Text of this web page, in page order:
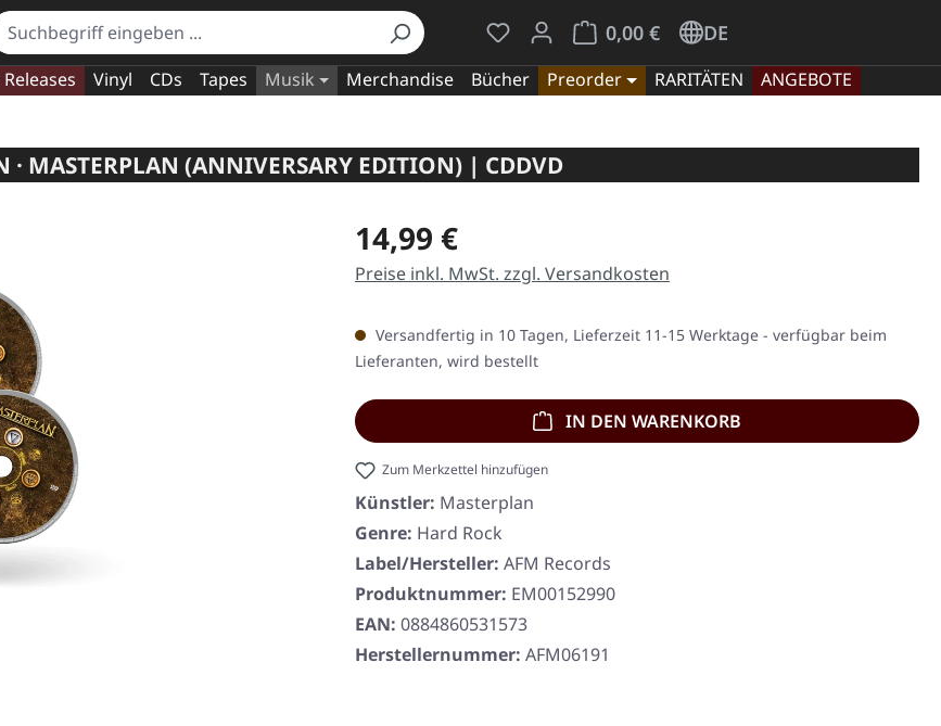
Du hast 0 Produkte auf dem Merkzettel
0,00 €
Warenkorb enthält 0 Positionen. Der
DE
Vinyl CDs Tapes Musik Merchandise Bücher Preorder RARITÄTEN
ANGEBOTE
· MASTERPLAN (ANNIVERSARY EDITION) | CDDVD
Regulärer Preis:
14,99 €
Preise inkl. MwSt. zzgl. Versandkosten
Versandfertig in 10 Tagen, Lieferzeit 11-15 Werktage - verfügbar beim
Lieferanten, wird bestellt
IN DEN WARENKORB
Zum Merkzettel hinzufügen
Künstler: Masterplan
Genre: Hard Rock
Label/Hersteller: AFM Records
Produktnummer: EM00152990
EAN: 0884860531573
Herstellernummer: AFM06191